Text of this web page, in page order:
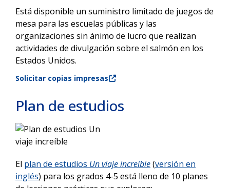
Está disponible un suministro limitado de juegos de
mesa para las escuelas públicas y las
organizaciones sin ánimo de lucro que realizan
actividades de divulgación sobre el salmón en los
Estados Unidos.
Solicitar copias impresas
Plan de estudios
El plan de estudios Un viaje increíble(versión en
inglés) para los grados 4-5 está lleno de 10 planes